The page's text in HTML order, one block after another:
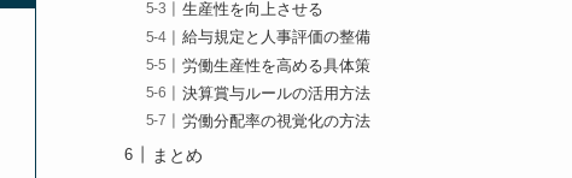
生産性を向上させる
給与規定と人事評価の整備
労働生産性を高める具体策
決算賞与ルールの活用方法
労働分配率の視覚化の方法
まとめ